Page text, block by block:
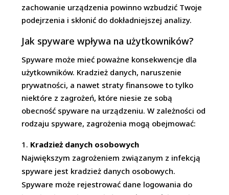
zachowanie urządzenia powinno wzbudzić Twoje
podejrzenia i skłonić do dokładniejszej analizy.
Jak spyware wpływa na użytkowników?
Spyware może mieć poważne konsekwencje dla
użytkowników. Kradzież danych, naruszenie
prywatności, a nawet straty finansowe to tylko
niektóre z zagrożeń, które niesie ze sobą
obecność spyware na urządzeniu. W zależności od
rodzaju spyware, zagrożenia mogą obejmować:
Kradzież danych osobowych
Największym zagrożeniem związanym z infekcją
spyware jest kradzież danych osobowych.
Spyware może rejestrować dane logowania do